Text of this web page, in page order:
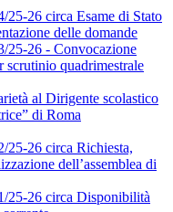
25-26 circa Esame di Stato
delle domande
25-26 - Convocazione
scrutinio quadrimestrale
al Dirigente scolastico
di Roma
25-26 circa Richiesta,
dell’assemblea di
25-26 circa Disponibilità